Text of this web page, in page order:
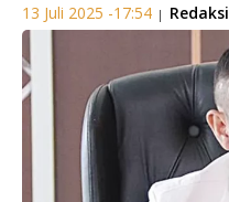
13 Juli 2025 -17:54 | Redaksi